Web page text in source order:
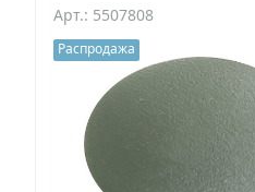
Арт.: 5507808
Распродажа